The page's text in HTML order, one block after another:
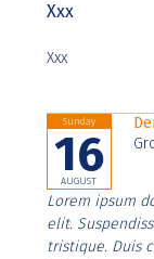
Xxx
Xxx
Sunday
16
AUGUST
Lorem ipsum
elit.
tristique. Duis